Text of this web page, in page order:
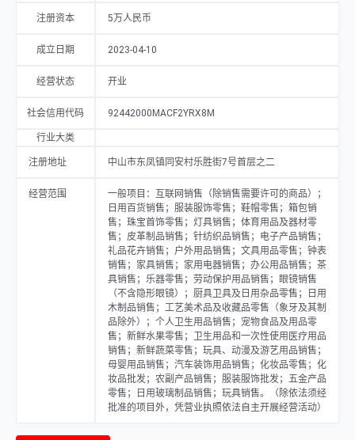
注册资本 5万人民币
成立日期 2023-04-10
经营状态 开业
社会信用代码 92442000MACF2YRX8M
行业大类
注册地址 中山市东凤镇同安村乐胜街7号首层之二
经营范围
一般项目：互联网销售（除销售需要许可的商品）；
日用百货销售；服装服饰零售；鞋帽零售；箱包销
售；珠宝首饰零售；灯具销售；体育用品及器材零
售；皮革制品销售；针纺织品销售；电子产品销售；
礼品花卉销售；户外用品销售；文具用品零售；钟表
销售；家具销售；家用电器销售；办公用品销售；茶
具销售；乐器零售；劳动保护用品销售；眼镜销售
（不含隐形眼镜）；厨具卫具及日用杂品零售；日用
木制品销售；工艺美术品及收藏品零售（象牙及其制
品除外）；个人卫生用品销售；宠物食品及用品零
售；新鲜水果零售；卫生用品和一次性使用医疗用品
销售；新鲜蔬菜零售；玩具、动漫及游艺用品销售；
母婴用品销售；汽车装饰用品销售；化妆品零售；化
妆品批发；农副产品销售；服装服饰批发；五金产品
零售；日用玻璃制品销售；玩具销售。（除依法须经
批准的项目外，凭营业执照依法自主开展经营活动）